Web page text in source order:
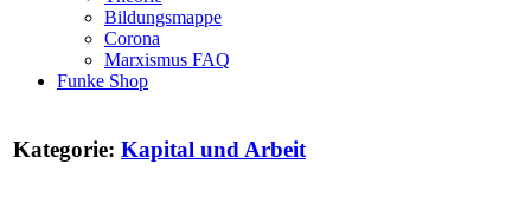
Bildungsmappe
Corona
Marxismus FAQ
Funke Shop
Kategorie: Kapital und Arbeit